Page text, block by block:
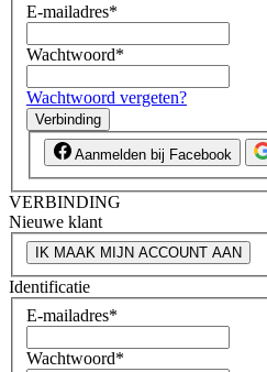
E-mailadres*
Wachtwoord*
Wachtwoord vergeten?
Verbinding
Aanmelden bij Facebook
VERBINDING
Nieuwe klant
IK MAAK MIJN ACCOUNT AAN
Identificatie
E-mailadres*
Wachtwoord*